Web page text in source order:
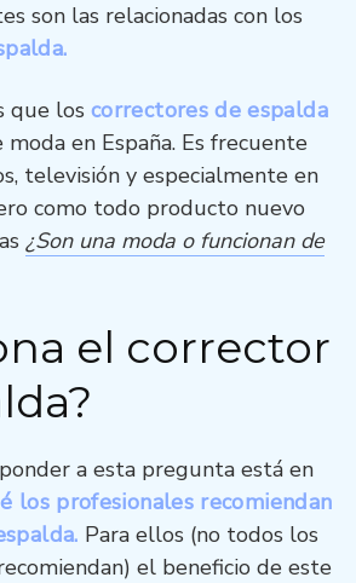
son las relacionadas con los
que los correctores de espalda
en España. Es frecuente
televisión y especialmente en
como todo producto nuevo
¿Son una moda o funcionan de
el corrector
a esta pregunta está en
los profesionales recomiendan
Para ellos (no todos los
el beneficio de este